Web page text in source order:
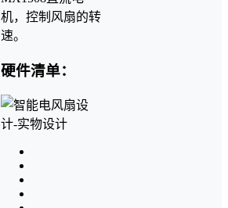
机，控制风扇的转
速。
硬件清单：